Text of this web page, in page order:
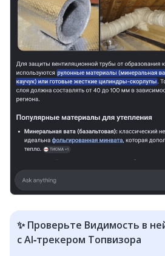
✨ Проверьте Видимость в
с AI‑трекером Топвизора